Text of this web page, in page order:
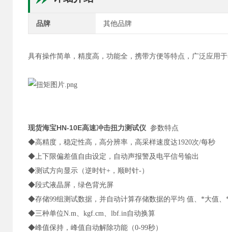
品牌 其他品牌
具有操作简单，精度高，功能全，携带方便等特点，广泛应用
现货海宝HN-10E高速冲击扭力测试仪 参数特点
◆高精度，稳定性高，高分辨率，高采样速度达1920次/每秒
◆上下限偏差值自由设定，自动声报警及电平信号输出
◆测试方向显示（逆时针+，顺时针-）
◆段式液晶屏，绿色背光屏
◆存储99组测试数据，并自动计算存储数据的平均 值、*大值、
◆三种单位N.m、kgf.cm、lbf.in自动换算
◆峰值保持，峰值自动解除功能（0-99秒）